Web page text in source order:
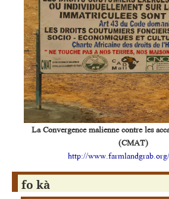
La Convergence malienne contre les
(CMAT)
http://
fo kà